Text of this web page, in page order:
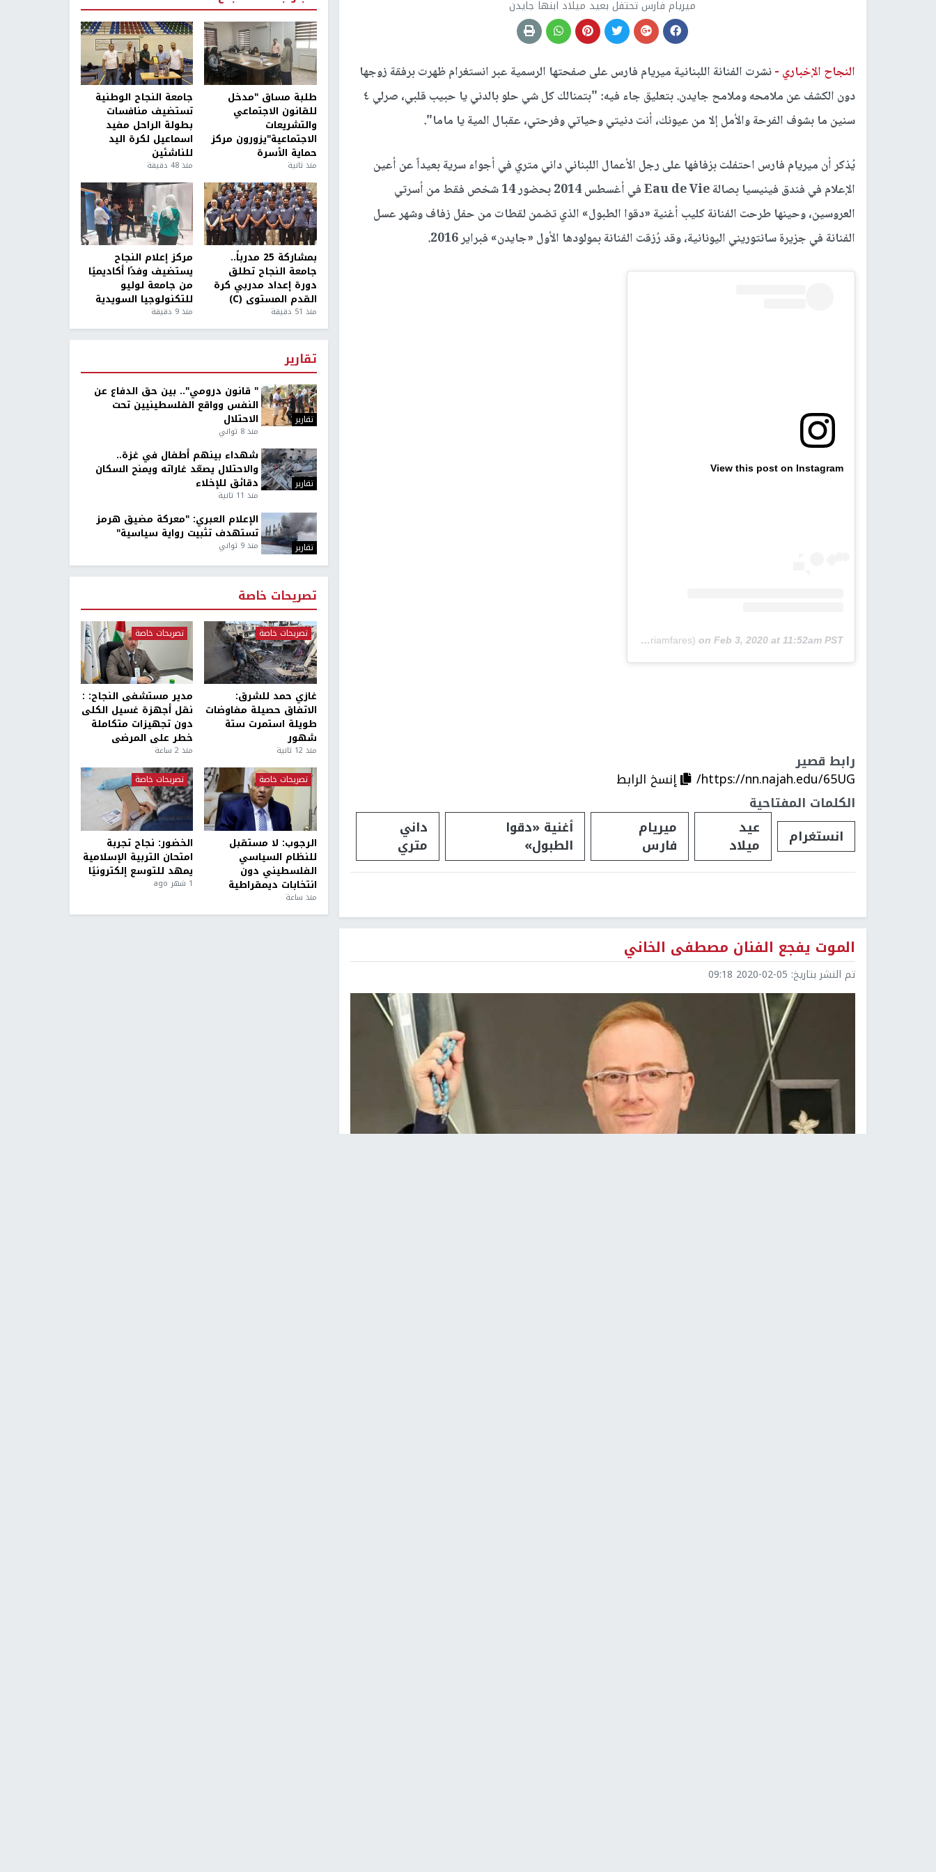
ميريام فارس تحتفل بعيد ميلاد ابنها جايدن
النجاح الإخباري -نشرت الفنانة اللبنانية ميريام فارس على صفحتها الرسمية عبر انستغرام ظهرت برفقة زوجها
دون الكشف عن ملامحه وملامح جايدن. بتعليق جاء فيه: "بتمنالك كل شي حلو بالدني يا حبيب قلبي، صرلي ٤
سنين ما بشوف الفرحة والأمل إلا من عيونك، أنت دنيتي وحياتي وفرحتي، عقبال المية يا ماما".
يُذكر أن ميريام فارس احتفلت بزفافها على رجل الأعمال اللبناني داني متري في أجواء سرية بعيداً عن أعين
الإعلام في فندق فينيسيا بصالة Eau de Vie في أغسطس 2014 بحضور 14 شخص فقط من أسرتي
العروسين، وحينها طرحت الفنانة كليب أغنية «دقوا الطبول» الذي تضمن لقطات من حفل زفاف وشهر عسل
الفنانة في جزيرة سانتوريني اليونانية، وقد رُزقت الفنانة بمولودها الأول «جايدن» فبراير 2016.
View this post on Instagram
A post shared by Myriam Fares (@myriamfares) on Feb 3, 2020 at 11:52am PST
رابط قصير
https://nn.najah.edu/65UG/
إنسخ الرابط
الكلمات المفتاحية
انستغرام
عيد
ميلاد
ميريام
فارس
أغنية «دقوا
الطبول»
داني
متري
الموت يفجع الفنان مصطفى الخاني
تم النشر بتاريخ: 2020-02-05 09:18
طلبة مساق "مدخل
للقانون الاجتماعي
والتشريعات
الاجتماعية"يزورون مركز
حماية الأسرة
منذ ثانية
جامعة النجاح الوطنية
تستضيف منافسات
بطولة الراحل مفيد
اسماعيل لكرة اليد
للناشئين
منذ 48 دقيقة
بمشاركة 25 مدرباً..
جامعة النجاح تطلق
دورة إعداد مدربي كرة
القدم المستوى (C)
منذ 51 دقيقة
مركز إعلام النجاح
يستضيف وفدًا أكاديميًا
من جامعة لوليو
للتكنولوجيا السويدية
منذ 9 دقيقة
تقارير
تقارير
" قانون درومي".. بين حق الدفاع عن
النفس وواقع الفلسطينيين تحت
الاحتلال
منذ 8 ثواني
تقارير
شهداء بينهم أطفال في غزة..
والاحتلال يصعّد غاراته ويمنح السكان
دقائق للإخلاء
منذ 11 ثانية
تقارير
الإعلام العبري: "معركة مضيق هرمز
تستهدف تثبيت رواية سياسية"
منذ 9 ثواني
تصريحات خاصة
تصريحات خاصة
غازي حمد للشرق:
الاتفاق حصيلة مفاوضات
طويلة استمرت ستة
شهور
منذ 12 ثانية
تصريحات خاصة
مدير مستشفى النجاح: :
نقل أجهزة غسيل الكلى
دون تجهيزات متكاملة
خطر على المرضى
منذ 2 ساعة
تصريحات خاصة
الرجوب: لا مستقبل
للنظام السياسي
الفلسطيني دون
انتخابات ديمقراطية
منذ ساعة
تصريحات خاصة
الخضور: نجاح تجربة
امتحان التربية الإسلامية
يمهد للتوسع إلكترونيًا
1 شهر ago